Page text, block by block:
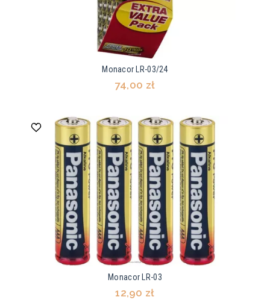
Monacor LR-03/24
74,00 zł
Monacor LR-03
12,90 zł